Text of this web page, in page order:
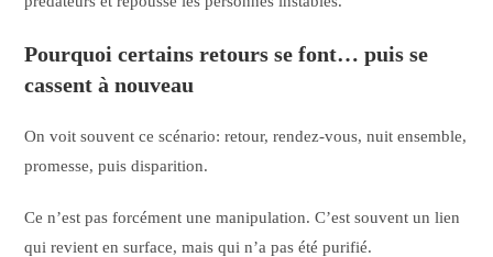
Pourquoi certains retours se font… puis se
cassent à nouveau
On voit souvent ce scénario: retour, rendez-vous, nuit ensemble,
promesse, puis disparition.
Ce n’est pas forcément une manipulation. C’est souvent un lien
qui revient en surface, mais qui n’a pas été purifié.